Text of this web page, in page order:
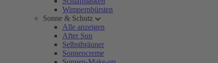
Wimpernbürsten
Sonne & Schutz
Alle anzeigen
After Sun
Selbstbräuner
Sonnencreme